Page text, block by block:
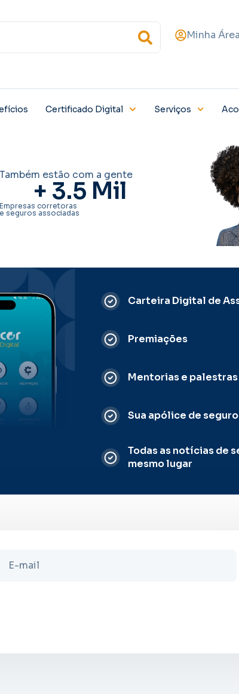
Minha Área
Certificado Digital Serviços
Também estão com a gente
+ 3.5 Mil
Empresas corretoras
e seguros associadas
Carteira Digital de
Premiações
Mentorias e
Sua apólice de
Todas as notícias de
mesmo lugar